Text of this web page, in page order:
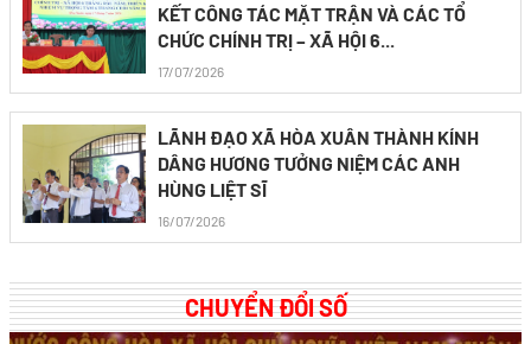
KẾT CÔNG TÁC MẶT TRẬN VÀ CÁC TỔ
CHỨC CHÍNH TRỊ – XÃ HỘI 6...
17/07/2026
LÃNH ĐẠO XÃ HÒA XUÂN THÀNH KÍNH
DÂNG HƯƠNG TƯỞNG NIỆM CÁC ANH
HÙNG LIỆT SĨ
16/07/2026
CHUYỂN ĐỔI SỐ